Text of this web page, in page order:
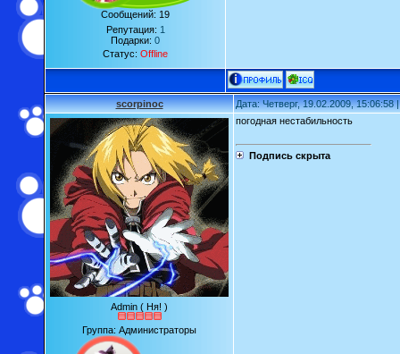
Сообщений: 19
Репутация: 1
Подарки: 0
Статус: Offline
scorpinoc Дата: Четверг, 19.02.2009,
Admin ( Ня! )
Группа: Администраторы
погодная нестабильность
Подпись скрыта